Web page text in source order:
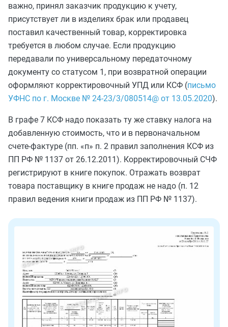
важно, принял заказчик продукцию к учету,
присутствует ли в изделиях брак или продавец
поставил качественный товар, корректировка
требуется в любом случае. Если продукцию
передавали по универсальному передаточному
документу со статусом 1, при возвратной операции
оформляют корректировочный УПД или КСФ (письмо
УФНС по г. Москве № 24-23/3/080514@ от 13.05.2020).
В графе 7 КСФ надо показать ту же ставку налога на
добавленную стоимость, что и в первоначальном
счете-фактуре (пп. «п» п. 2 правил заполнения КСФ из
ПП РФ № 1137 от 26.12.2011). Корректировочный СЧФ
регистрируют в книге покупок. Отражать возврат
товара поставщику в книге продаж не надо (п. 12
правил ведения книги продаж из ПП РФ № 1137).